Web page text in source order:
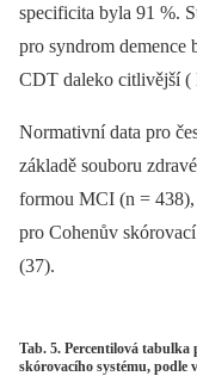
specificita byla 91 %.
pro syndrom
CDT daleko citlivější
Normativní data pro
základě souboru
formou MCI (n = 438),
pro Cohenův
(37).
Tab. 5. Percentilová
skórovacího systému, podle